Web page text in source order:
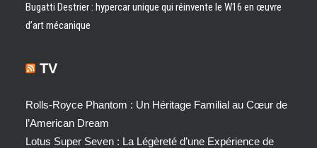
Bugatti Destrier : hypercar unique qui réinvente le W16 en œuvre
d’art mécanique
TV
Rolls-Royce Phantom : Un Héritage Familial au Cœur de
l’American Dream
Lotus Super Seven : La Légèreté d’une Expérience de